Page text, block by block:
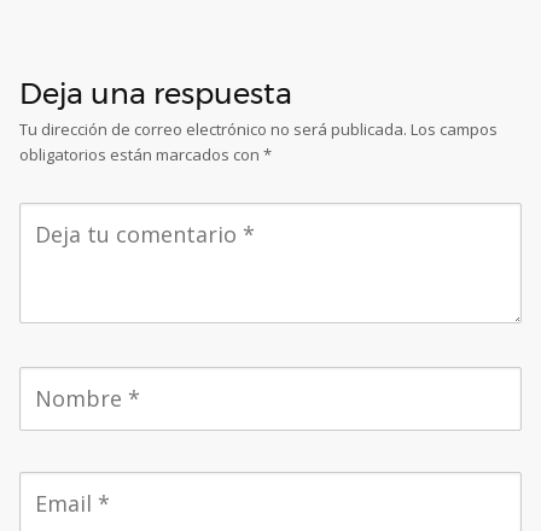
Deja una respuesta
Tu dirección de correo electrónico no será publicada. Los campos
obligatorios están marcados con *